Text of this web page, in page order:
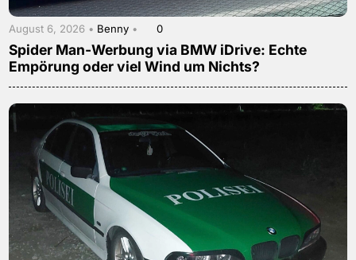
August 6, 2026 • Benny • 0
Spider Man-Werbung via BMW iDrive: Echte
Empörung oder viel Wind um Nichts?